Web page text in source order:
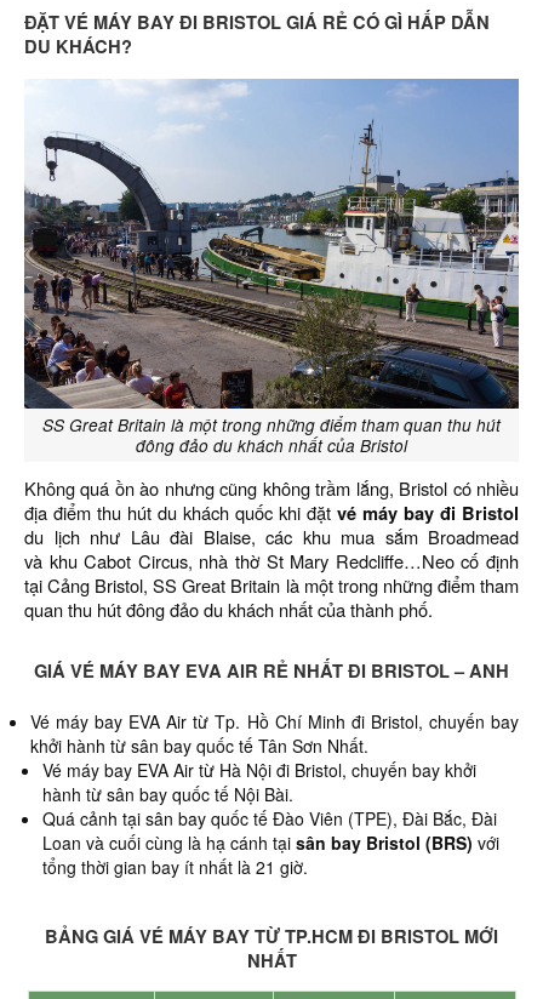
ĐẶT VÉ MÁY BAY ĐI BRISTOL GIÁ RẺ CÓ GÌ HẤP DẪN
DU KHÁCH?
SS Great Britain là một trong những điểm tham quan thu hút
đông đảo du khách nhất của Bristol
Không quá ồn ào nhưng cũng không trầm lắng, Bristol có nhiều
địa điểm thu hút du khách quốc khi đặt vé máy bay đi Bristol
du lịch như Lâu đài Blaise, các khu mua sắm Broadmead
và khu Cabot Circus, nhà thờ St Mary Redcliffe…Neo cố định
tại Cảng Bristol, SS Great Britain là một trong những điểm tham
quan thu hút đông đảo du khách nhất của thành phố.
GIÁ VÉ MÁY BAY EVA AIR RẺ NHẤT ĐI BRISTOL – ANH
Vé máy bay EVA Air từ Tp. Hồ Chí Minh đi Bristol, chuyến bay
khởi hành từ sân bay quốc tế Tân Sơn Nhất.
Vé máy bay EVA Air từ Hà Nội đi Bristol, chuyến bay khởi
hành từ sân bay quốc tế Nội Bài.
Quá cảnh tại sân bay quốc tế Đào Viên (TPE), Đài Bắc, Đài
Loan và cuối cùng là hạ cánh tại sân bay Bristol (BRS) với
tổng thời gian bay ít nhất là 21 giờ.
BẢNG GIÁ VÉ MÁY BAY TỪ TP.HCM ĐI BRISTOL MỚI
NHẤT